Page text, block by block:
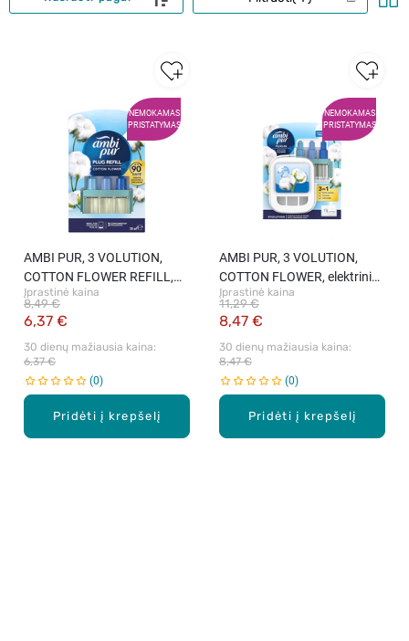
NEMOKAMAS
PRISTATYMAS
Pridėti į krepšelį
AMBI PUR, 3 VOLUTION,
COTTON FLOWER REFILL,
elektrinio oro gaiviklio
pakeitiklis, 20 ml.
Įprastinė kaina
6,37 €
8,49 €
30 dienų mažiausia kaina:
6,37 €
0
NEMOKAMAS
PRISTATYMAS
Pridėti į krepšelį
AMBI PUR, 3 VOLUTION,
COTTON FLOWER, elektrinis
oro gaiviklis, 20 ml.
Įprastinė kaina
8,47 €
11,29 €
30 dienų mažiausia kaina:
8,47 €
0